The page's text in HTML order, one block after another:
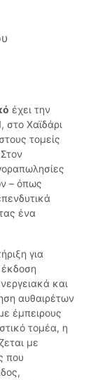
έχει την
στο Χαϊδάρι
τομείς
– όπως
ένα
για
έκδοση
και
αυθαιρέτων
έμπειρους
τομέα, η
με
που